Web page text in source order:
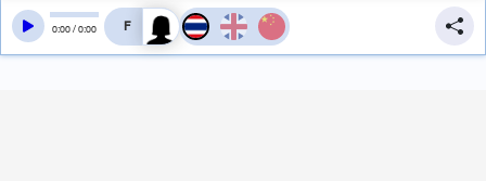
0:00/0:00 สลับเสียงอ่าน